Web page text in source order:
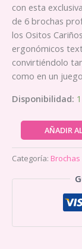
con esta
de 6 brochas
los Ositos
ergonómicos
convirtiéndolo
como en un
Disponibilidad:
Care
Bears
–
de
de
AÑADIR
Categoría: Brochas